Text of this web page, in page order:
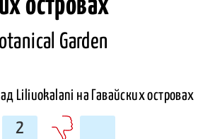
островах
Garden
2